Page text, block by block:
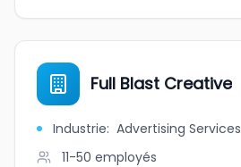
Full Blast Creative
Industrie: Advertising Services
11-50 employés